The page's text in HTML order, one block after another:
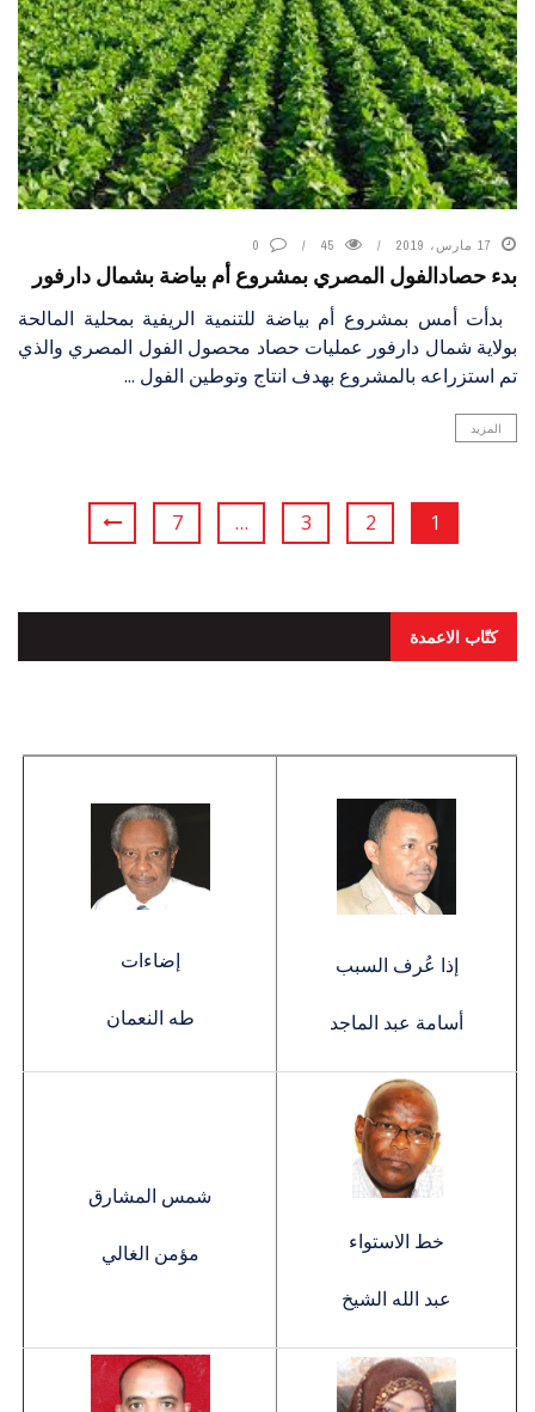
17 مارس، 2019 45
0
بدء حصادالفول المصري بمشروع أم بياضة بشمال دارفور
بدأت أمس بمشروع أم بياضة للتنمية الريفية بمحلية المالحة
بولاية شمال دارفور عمليات حصاد محصول الفول المصري والذي
تم استزراعه بالمشروع بهدف انتاج وتوطين الفول ...
المزيد
1
2
3
…
7
كتّاب الاعمدة
إذا عُرف السبب
أسامة عبد الماجد
إضاءات
طه النعمان
خط الاستواء
عبد الله الشيخ
شمس المشارق
مؤمن الغالي